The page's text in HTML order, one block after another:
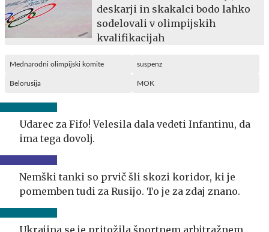
deskarji in skakalci bodo lahko
sodelovali v olimpijskih
kvalifikacijah
Mednarodni olimpijski komite suspenz
Belorusija MOK
Udarec za Fifo! Velesila dala vedeti Infantinu, da
ima tega dovolj.
Nemški tanki so prvič šli skozi koridor, ki je
pomemben tudi za Rusijo. To je za zdaj znano.
Ukrajina se je pritožila športnem arbitražnem